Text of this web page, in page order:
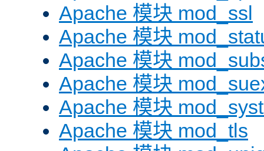
Apache 模块 mod_ssl
Apache 模块
Apache 模块
Apache 模块
Apache 模块
Apache 模块 mod_tls